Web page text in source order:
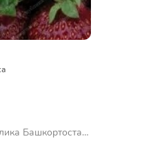
Башкортостан,